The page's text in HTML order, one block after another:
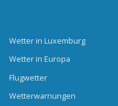
Wetter in Luxemburg
Wetter in Europa
Flugwetter
Wetterwarnungen